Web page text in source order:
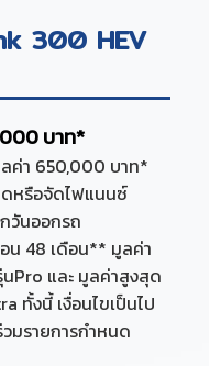
300 HEV
บาท*
ค่า 650,000 บาท*
ดหรือจัดไฟแนนซ์
วันออกรถ
น 48 เดือน** มูลค่า
Pro และ มูลค่าสูงสุด
ทั้งนี้ เงื่อนไขเป็นไป
มรายการกำหนด